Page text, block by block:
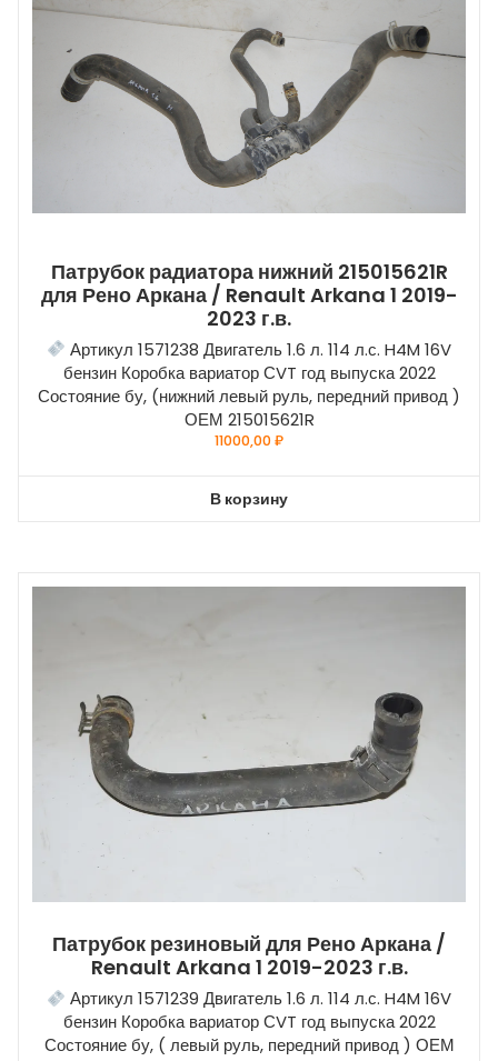
Патрубок радиатора нижний 215015621R
для Рено Аркана / Renault Arkana 1 2019-
2023 г.в.
Артикул 1571238 Двигатель 1.6 л. 114 л.с. H4M 16V
бензин Коробка вариатор СVT год выпуска 2022
Состояние бу, (нижний левый руль, передний привод )
ОЕМ 215015621R
11000,00₽
В корзину
Патрубок резиновый для Рено Аркана /
Renault Arkana 1 2019-2023 г.в.
Артикул 1571239 Двигатель 1.6 л. 114 л.с. H4M 16V
бензин Коробка вариатор СVT год выпуска 2022
Состояние бу, ( левый руль, передний привод ) ОЕМ